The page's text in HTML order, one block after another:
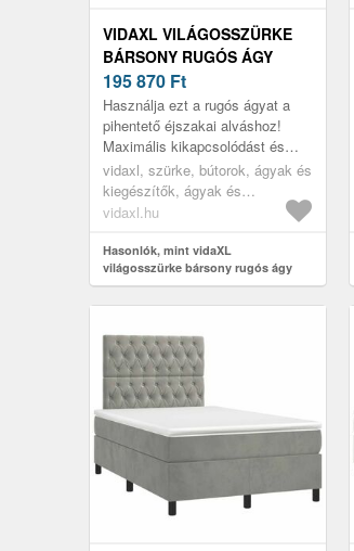
VIDAXL VILÁGOSSZÜRKE
BÁRSONY RUGÓS ÁGY
MATRACCAL 120 X 190 CM
195 870 Ft
Használja ezt a rugós ágyat a
pihentető éjszakai alváshoz!
Maximális kikapcsolódást és
kellemes alvást kínál.
vidaxl, szürke, bútorok, ágyak és
kiegészítők, ágyak és
ágykeretek
vidaxl.hu
Hasonlók, mint vidaXL
világosszürke bársony rugós ágy
matraccal 120 x 190 cm